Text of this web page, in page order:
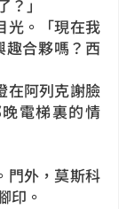
」
光。「現在我
合夥嗎？西
在阿列克謝臉
電梯裏的情
門外，莫斯科
印。